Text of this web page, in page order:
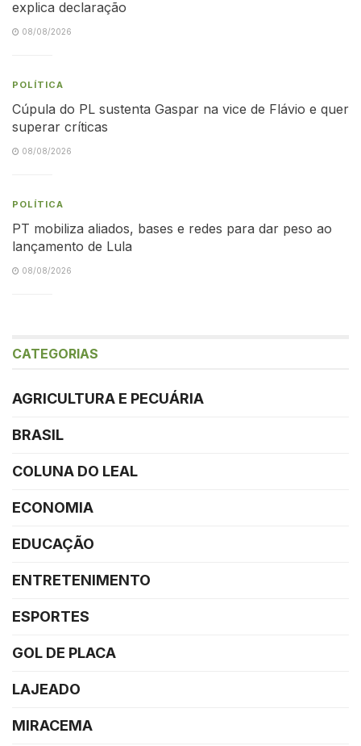
explica declaração
08/08/2026
POLÍTICA
Cúpula do PL sustenta Gaspar na vice de Flávio e quer
superar críticas
08/08/2026
POLÍTICA
PT mobiliza aliados, bases e redes para dar peso ao
lançamento de Lula
08/08/2026
CATEGORIAS
AGRICULTURA E PECUÁRIA
BRASIL
COLUNA DO LEAL
ECONOMIA
EDUCAÇÃO
ENTRETENIMENTO
ESPORTES
GOL DE PLACA
LAJEADO
MIRACEMA